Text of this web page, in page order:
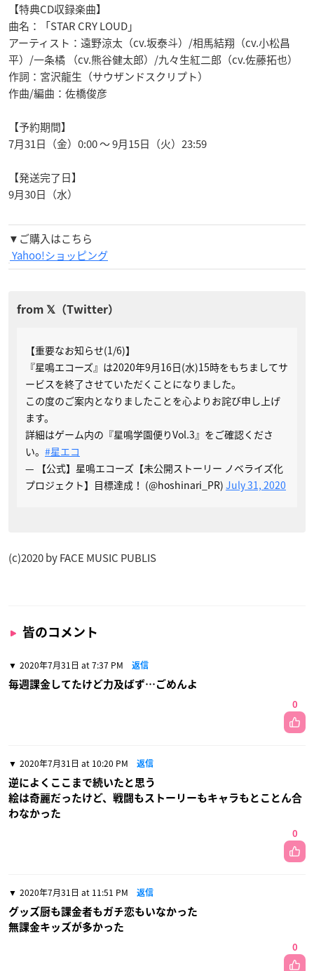
【特典CD収録楽曲】
曲名：「STAR CRY LOUD」
アーティスト：遠野涼太（cv.坂泰斗）/相馬結翔（cv.小松昌
平）/一条橘 （cv.熊谷健太郎）/九々生紅二郎（cv.佐藤拓也）
作詞：宮沢龍生（サウザンドスクリプト）
作曲/編曲：佐橋俊彦
【予約期間】
7月31日（金）0:00 〜 9月15日（火）23:59
【発送完了日】
9月30日（水）
▼ご購入はこちら
Yahoo!ショッピング
【重要なお知らせ(1/6)】
『星鳴エコーズ』は2020年9月16日(水)15時をもちましてサ
ービスを終了させていただくことになりました。
この度のご案内となりましたことを心よりお詫び申し上げ
ます。
詳細はゲーム内の『星鳴学園便りVol.3』をご確認くださ
い。 #星エコ
— 【公式】星鳴エコーズ【未公開ストーリー ノベライズ化
プロジェクト】目標達成！ (@hoshinari_PR) July 31, 2020
(c)2020 by FACE MUSIC PUBLIS
皆のコメント
2020年7月31日 at 7:37 PM 返信
毎週課金してたけど力及ばず…ごめんよ
0
2020年7月31日 at 10:20 PM 返信
逆によくここまで続いたと思う
絵は奇麗だったけど、戦闘もストーリーもキャラもとことん合
わなかった
0
2020年7月31日 at 11:51 PM 返信
グッズ厨も課金者もガチ恋もいなかった
無課金キッズが多かった
0